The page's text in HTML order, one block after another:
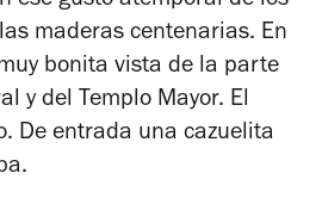
maderas centenarias. En
bonita vista de la parte
y del Templo Mayor. El
De entrada una cazuelita